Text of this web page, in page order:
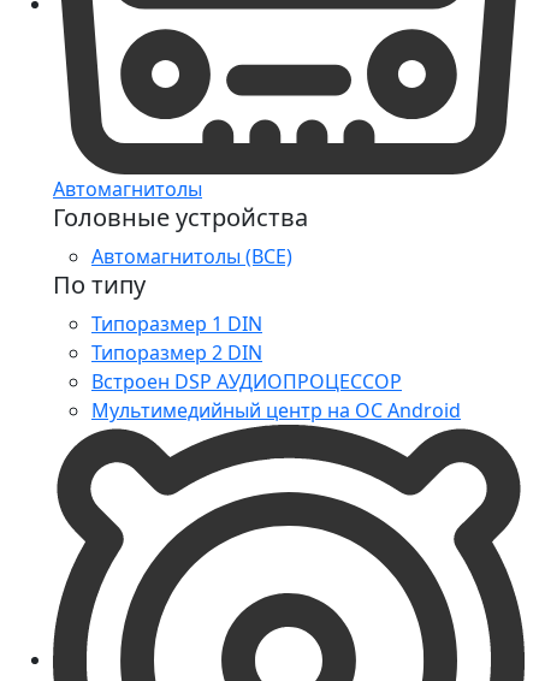
Автомагнитолы
Головные устройства
Автомагнитолы (ВСЕ)
По типу
Типоразмер 1 DIN
Типоразмер 2 DIN
Встроен DSP АУДИОПРОЦЕССОР
Мультимедийный центр на ОС Android